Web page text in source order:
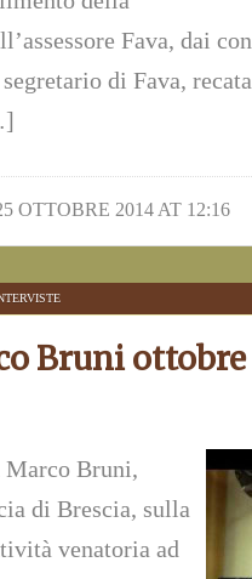
Fava, dai
di Fava,
OTTOBRE 2014 AT 12:16
Bruni ottobre
Marco Bruni,
di Brescia, sulla
venatoria ad